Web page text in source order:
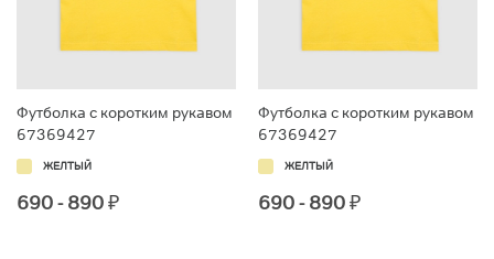
Футболка с коротким рукавом
67369427
ЖЕЛТЫЙ
690 - 890₽
Футболка с коротким рукавом
67369427
ЖЕЛТЫЙ
690 - 890₽